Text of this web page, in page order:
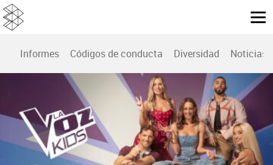
Informes Códigos de conducta Diversidad Noticias